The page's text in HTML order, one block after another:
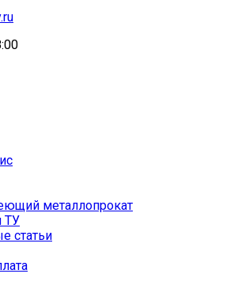
металлопрокат
ТУ
статьи